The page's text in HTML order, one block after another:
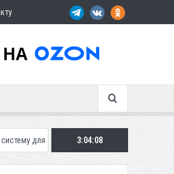
ситуации с парковками
3:04:10